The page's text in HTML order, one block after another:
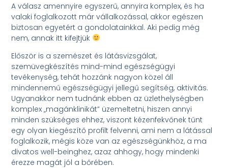
A válasz amennyire egyszerű, annyira komplex, és ha
valaki foglalkozott már vállalkozással, akkor egészen
biztosan egyetért a gondolatainkkal. Aki pedig még
nem, annak itt kifejtjük
Először is a szemészet és látásvizsgálat,
szemüvegkészítés mind-mind egészségügyi
tevékenység, tehát hozzánk nagyon közel áll
mindennemű egészségügyi jellegű segítség, aktivitás.
Ugyanakkor nem tudnánk ebben az üzlethelységben
komplex „magánklinikát” üzemeltetni, hiszen annyi
minden szükséges ehhez, viszont kézenfekvőnek tűnt
egy olyan kiegészítő profilt felvenni, ami nem a látással
foglalkozik, mégis köze van az egészségünkhöz, a ma
divatos well-beinghez, azaz ahhogy, hogy mindenki
érezze magát jól a bőrében.